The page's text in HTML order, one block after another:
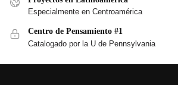
Especialmente en Centroamérica
Centro de Pensamiento #1
Catalogado por la U de Pennsylvania